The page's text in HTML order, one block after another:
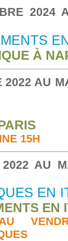
2024
À
AU
15H
AU
EN
EN